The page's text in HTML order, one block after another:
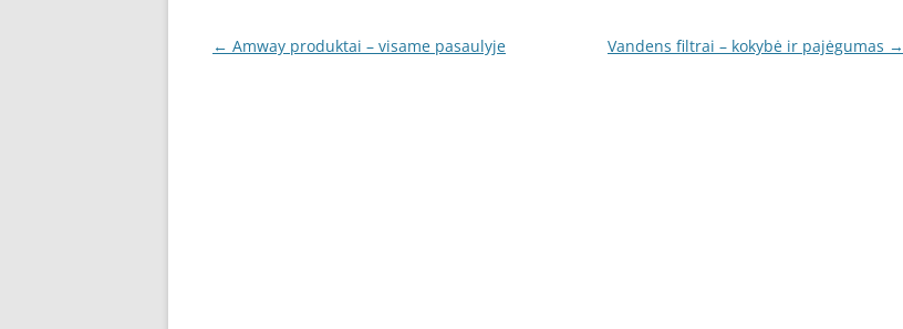
Post
← Amway produktai – visame pasaulyje Vandens filtrai – kokybė ir pajėgumas →